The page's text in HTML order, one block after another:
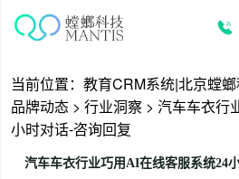
当前位置： 教育CRM系统|北京螳
品牌动态 > 行业洞察 > 汽车车衣行
小时对话-咨询回复
汽车车衣行业巧用AI在线客服系统24